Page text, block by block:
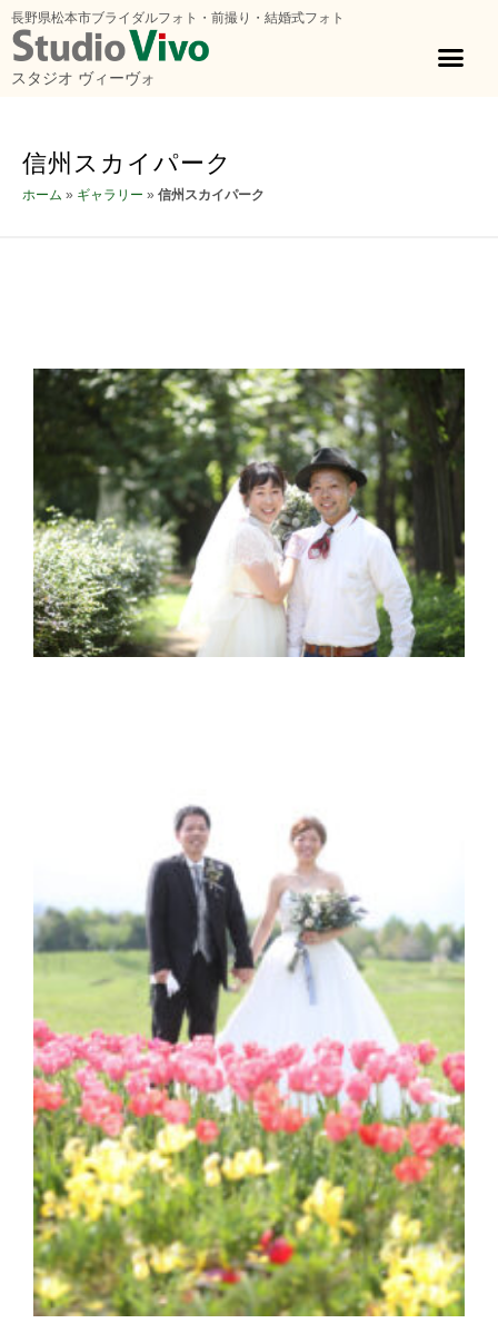
長野県松本市ブライダルフォト・前撮り・結婚式フォト
スタジオ ヴィーヴォ
信州スカイパーク
ホーム » ギャラリー » 信州スカイパーク